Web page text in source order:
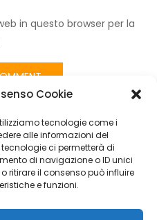
Cookie
tecnologie come i
alle informazioni del
ci permetterà di
di navigazione o ID unici
ritirare il consenso può influire
e funzioni.
in questo browser per la
141 Sedili + Moquette 1986–